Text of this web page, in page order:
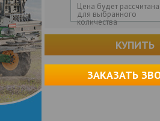
Цена будет рассчитана
для выбранного
количества
КУПИТЬ
ЗАКАЗАТЬ